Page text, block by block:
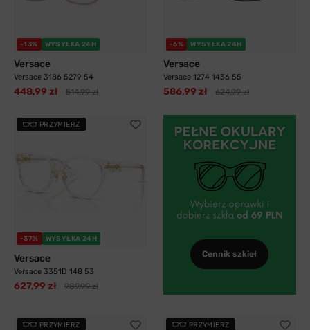
-13% WYSYŁKA 24H
Versace
Versace 3186 5279 54
448,99 zł 514,99 zł
-6% WYSYŁKA 24H
Versace
Versace 1274 1436 55
586,99 zł 624,99 zł
PRZYMIERZ
-37% WYSYŁKA 24H
Versace
Versace 3351D 148 53
627,99 zł 989,99 zł
Cennik szkieł
PRZYMIERZ PRZYMIERZ